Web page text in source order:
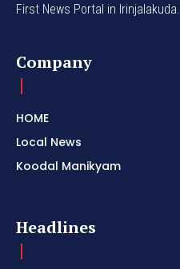
First News Portal in Irinjalakuda.
Company
HOME
Local News
Koodal Manikyam
Headlines